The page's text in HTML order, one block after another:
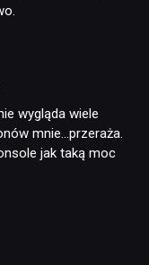
wygląda wiele
mnie…przeraża.
jak taką moc